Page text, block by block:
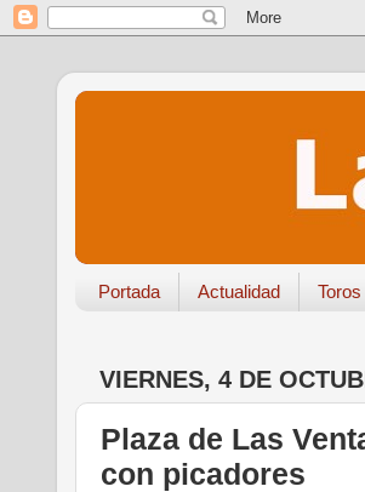
Portada Actualidad Toros
VIERNES, 4 DE
Plaza de Las
con picadores